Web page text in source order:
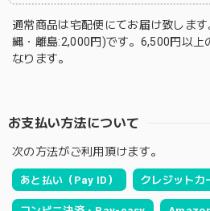
通常商品は宅配便にてお届け致しま
縄・離島:2,000円)です。6,500円以上
なります。
お支払い方法について
次の方法がご利用頂けます。
あと払い（Pay ID） クレジットカ